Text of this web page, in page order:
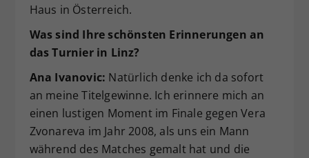
Haus in Österreich.
Was sind Ihre schönsten Erinnerungen an
das Turnier in Linz?
Ana Ivanovic: Natürlich denke ich da sofort
an meine Titelgewinne. Ich erinnere mich an
einen lustigen Moment im Finale gegen Vera
Zvonareva im Jahr 2008, als uns ein Mann
während des Matches gemalt hat und die